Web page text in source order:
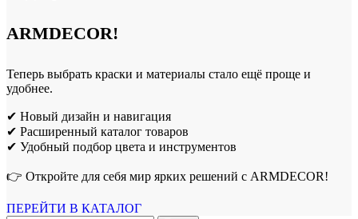
ARMDECOR!
Теперь выбрать краски и материалы стало ещё проще и
удобнее.
✔ Новый дизайн и навигация
✔ Расширенный каталог товаров
✔ Удобный подбор цвета и инструментов
👉 Откройте для себя мир ярких решений с ARMDECOR!
ПЕРЕЙТИ В КАТАЛОГ